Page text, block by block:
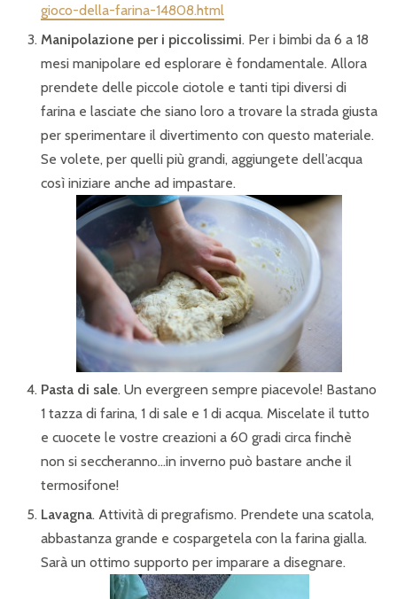
gioco-della-farina-14808.html
Manipolazione per i piccolissimi. Per i bimbi da 6 a 18
mesi manipolare ed esplorare è fondamentale. Allora
prendete delle piccole ciotole e tanti tipi diversi di
farina e lasciate che siano loro a trovare la strada giusta
per sperimentare il divertimento con questo materiale.
Se volete, per quelli più grandi, aggiungete dell’acqua
così iniziare anche ad impastare.
Pasta di sale. Un evergreen sempre piacevole! Bastano
1 tazza di farina, 1 di sale e 1 di acqua. Miscelate il tutto
e cuocete le vostre creazioni a 60 gradi circa finchè
non si seccheranno…in inverno può bastare anche il
termosifone!
Lavagna. Attività di pregrafismo. Prendete una scatola,
abbastanza grande e cospargetela con la farina gialla.
Sarà un ottimo supporto per imparare a disegnare.